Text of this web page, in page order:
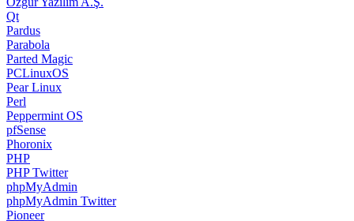
Qt
Pardus
Parabola
Parted Magic
PCLinuxOS
Pear Linux
Perl
Peppermint OS
pfSense
Phoronix
PHP
PHP Twitter
phpMyAdmin
phpMyAdmin Twitter
Pioneer